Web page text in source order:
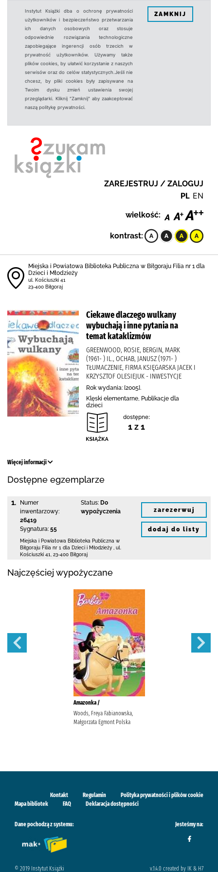
Instytut Książki dba o ochronę prywatności
użytkowników i bezpieczeństwo przetwarzania
ich danych osobowych oraz stosuje
odpowiednie rozwiązania technologiczne
zapobiegające ingerencji osób trzecich w
prywatność użytkowników. Używamy także
plików cookies, by ułatwić korzystanie z naszych
serwisów oraz do celów statystycznych.Jeśli nie
chcesz, by pliki cookies były zapisywane na
Twoim dysku zmień ustawienia swojej
przeglądarki. Kliknij "Zamknij" aby zaakceptować
naszą politykę prywatności.
ZAMKNIJ
ZAREJESTRUJ / ZALOGUJ
PL EN
wielkość:
kontrast:
Miejska i Powiatowa Biblioteka Publiczna w Biłgoraju Filia nr 1 dla
Dzieci i Młodzieży
ul. Kościuszki 41
23-400 Biłgoraj
Ciekawe dlaczego wulkany
wybuchają i inne pytania na
temat kataklizmów
GREENWOOD, ROSIE, BERGIN, MARK
(1961- ) IL., OCHAB, JANUSZ (1971- )
TŁUMACZENIE, FIRMA KSIĘGARSKA JACEK I
KRZYSZTOF OLESIEJUK - INWESTYCJE
Rok wydania: [2005].
Klęski elementarne, Publikacje dla
dzieci
dostępne:
1 z 1
Więcej informacji
Dostępne egzemplarze
1.
Numer
inwentarzowy:
26419
Sygnatura: 55
Status: Do
wypożyczenia
Miejska i Powiatowa Biblioteka Publiczna w
Biłgoraju Filia nr 1 dla Dzieci i Młodzieży
ul.
Kościuszki 41
23-400 Biłgoraj
zarezerwuj
dodaj do listy
Najczęściej wypożyczane
Amazonka /
Woods, Freya Fabianowska,
Małgorzata Egmont Polska
Kontakt Regulamin
Polityka prywatności i plików cookie
Mapa bibliotek
FAQ Deklaracja dostępności
Dane pochodzą z systemu: Jesteśmy na:
© 2019 Instytut Książki v.1.4.0 created by IK & H7